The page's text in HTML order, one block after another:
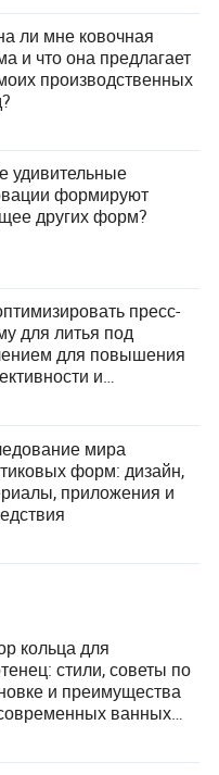
ли мне ковочная
и что она предлагает
производственных
удивительные
формируют
других форм?
пресс-
для литья под
для повышения
и
мира
форм: дизайн,
приложения и
кольца для
стили, советы по
и преимущества
ванных